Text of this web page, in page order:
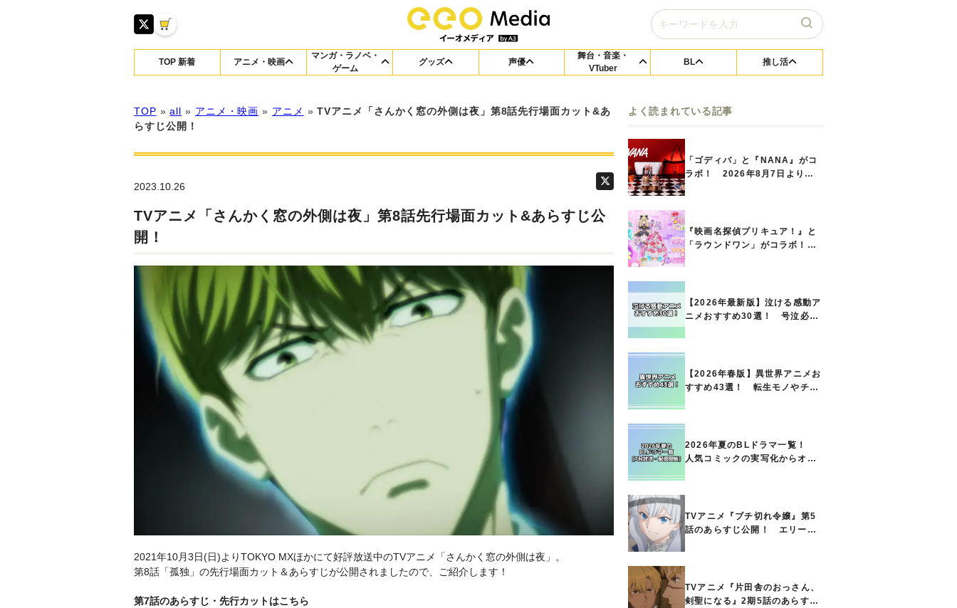
TOP 新着 アニメ・映画
マンガ・ラノベ・
ゲーム
グッズ 声優
舞台・音楽・
VTuber
BL 推し活
TOP »all » アニメ・映画 » アニメ »TVアニメ「さんかく窓の外側は夜」第8話先行場面カット&あ
らすじ公開！
2023.10.26
TVアニメ「さんかく窓の外側は夜」第8話先行場面カット&あらすじ公
開！
2021年10月3日(日)よりTOKYO MXほかにて好評放送中のTVアニメ「さんかく窓の外側は夜」。
第8話「孤独」の先行場面カット＆あらすじが公開されましたので、ご紹介します！
第7話のあらすじ・先行カットはこちら
よく読まれている記事
「ゴディバ」と『NANA』がコ
ラボ！ 2026年8月7日よりシ
『映画名探偵プリキュア！』と
「ラウンドワン」がコラボ！
【2026年最新版】泣ける感動ア
ニメおすすめ30選！ 号泣必須
【2026年春版】異世界アニメお
すすめ43選！ 転生モノやチー
2026年夏のBLドラマ一覧！
人気コミックの実写化からオリ
TVアニメ『ブチ切れ令嬢』第5
話のあらすじ公開！ エリーの
TVアニメ『片田舎のおっさん、
剣聖になる』2期5話のあらすじ